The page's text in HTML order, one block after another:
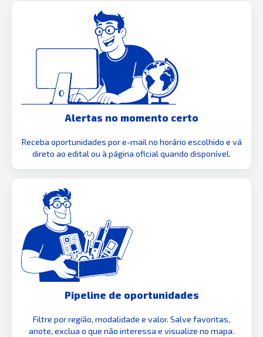
Alertas no momento certo
Receba oportunidades por e-mail no horário escolhido e vá
direto ao edital ou à página oficial quando disponível.
Pipeline de oportunidades
Filtre por região, modalidade e valor. Salve favoritas,
anote, exclua o que não interessa e visualize no mapa.